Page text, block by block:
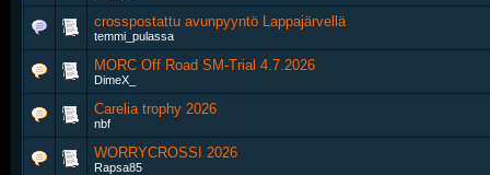
crosspostattu avunpyyntö Lappajärvellä
temmi_pulassa
MORC Off Road SM-Trial 4.7.2026
DimeX_
Carelia trophy 2026
nbf
WORRYCROSSI 2026
Rapsa85